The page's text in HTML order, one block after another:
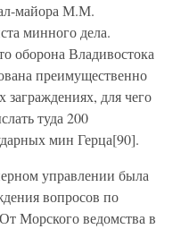
майора М.М.
минного дела.
оборона Владивостока
преимущественно
для чего
туда 200
мин Герца[90].
управлении была
вопросов по
Морского ведомства в